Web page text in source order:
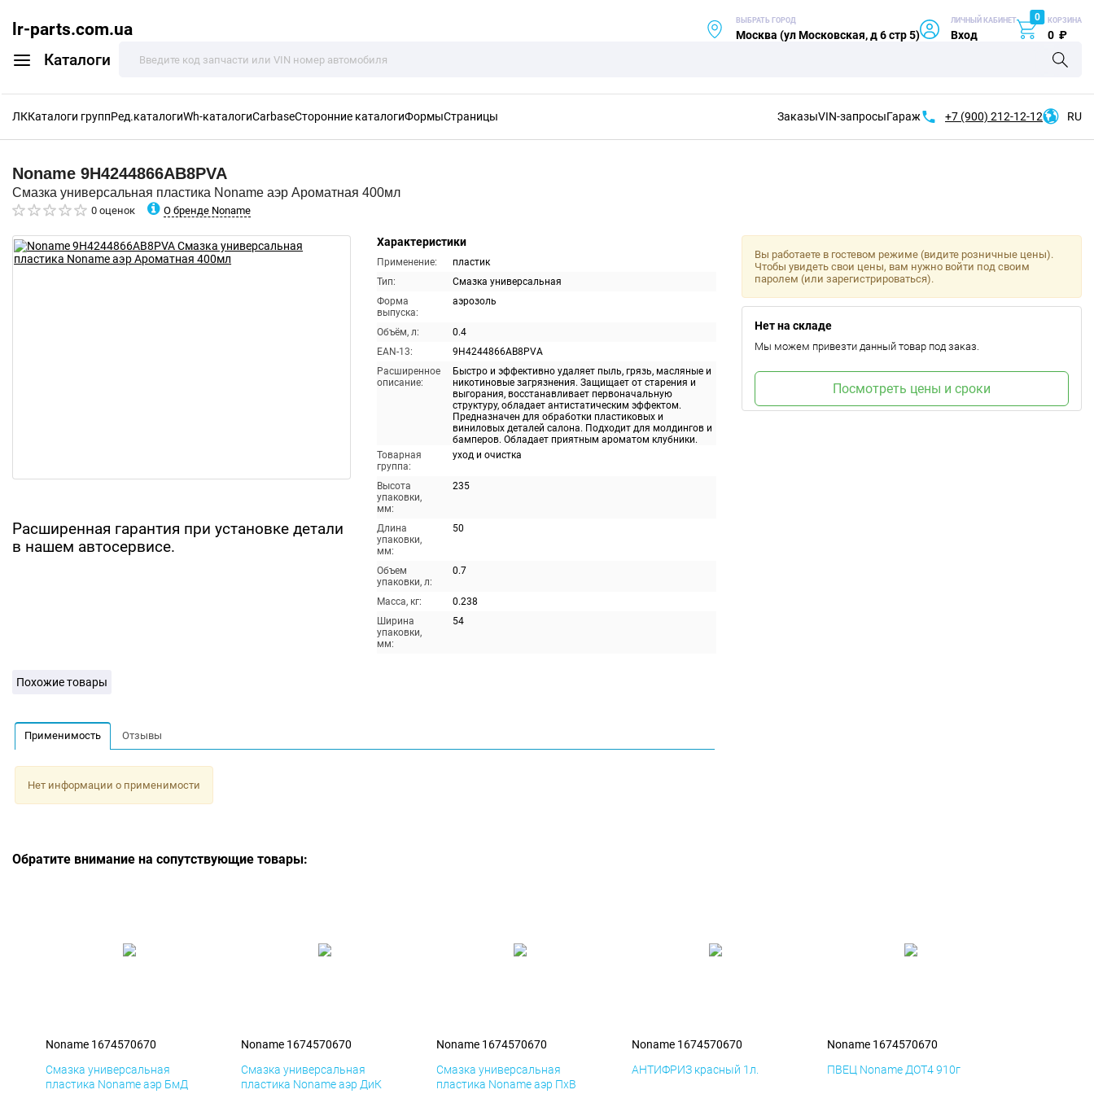
lr-parts.com.ua
Каталоги
ВЫБРАТЬ ГОРОД
Москва (ул Московская, д 6 стр 5)
ЛИЧНЫЙ КАБИНЕТ
Вход
0 КОРЗИНА
0 ₽
ЛККаталоги группРед.каталогиWh-каталогиCarbaseСторонние каталогиФормыСтраницы ЗаказыVIN-запросыГараж +7 (900) 212-12-12 RU
Noname 9H4244866AB8PVA
Смазка универсальная пластика Noname аэр Ароматная 400мл
0 оценок О бренде Noname
Расширенная гарантия при установке детали
в нашем автосервисе.
Характеристики
Применение:
пластик
Тип:
Смазка универсальная
Форма
выпуска:
аэрозоль
Объём, л:
0.4
EAN-13:
9H4244866AB8PVA
Расширенное
описание:
Быстро и эффективно удаляет пыль, грязь, масляные и
никотиновые загрязнения. Защищает от старения и
выгорания, восстанавливает первоначальную
структуру, обладает антистатическим эффектом.
Предназначен для обработки пластиковых и
виниловых деталей салона. Подходит для молдингов и
бамперов. Обладает приятным ароматом клубники.
Товарная
группа:
уход и очистка
Высота
упаковки,
мм:
235
Длина
упаковки,
мм:
50
Объем
упаковки, л:
0.7
Масса, кг:
0.238
Ширина
упаковки,
мм:
54
Вы работаете в гостевом режиме (видите розничные цены).
Чтобы увидеть свои цены, вам нужно войти под своим
паролем (или зарегистрироваться).
Нет на складе
Мы можем привезти данный товар под заказ.
Посмотреть цены и сроки
Похожие товары
Применимость Отзывы
Нет информации о применимости
Обратите внимание на сопутствующие товары:
Noname 1674570670
Смазка универсальная
пластика Noname аэр БмД
Noname 1674570670
Смазка универсальная
пластика Noname аэр ДиК
Noname 1674570670
Смазка универсальная
пластика Noname аэр ПхВ
Noname 1674570670
АНТИФРИЗ красный 1л.
Noname 1674570670
ПВЕЦ Noname ДОТ4 910г